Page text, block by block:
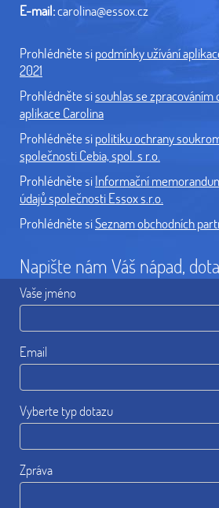
E-mail:carolina@essox.cz
Prohlédněte sipodmínky užívání
2021
Prohlédněte sisouhlas se zpracováním
aplikace Carolina
Prohlédněte sipolitiku ochrany
společnosti Cebia, spol. s r.o.
Prohlédněte siInformační
údajů společnosti Essox s.r.o.
Prohlédněte siSeznam obchodních
Napište nám Váš nápad,
Vaše jméno
Email
Vyberte typ dotazu
Zpráva